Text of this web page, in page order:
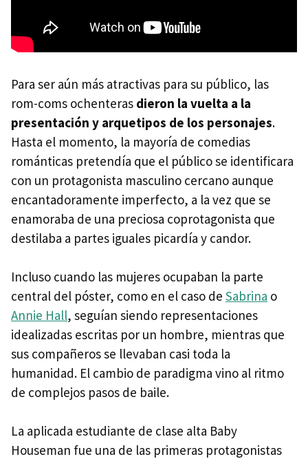
Para ser aún más atractivas para su público, las
rom-coms ochenteras dieron la vuelta a la
presentación y arquetipos de los personajes.
Hasta el momento, la mayoría de comedias
románticas pretendía que el público se identificara
con un protagonista masculino cercano aunque
encantadoramente imperfecto, a la vez que se
enamoraba de una preciosa coprotagonista que
destilaba a partes iguales picardía y candor.
Incluso cuando las mujeres ocupaban la parte
central del póster, como en el caso de Sabrina o
Annie Hall, seguían siendo representaciones
idealizadas escritas por un hombre, mientras que
sus compañeros se llevaban casi toda la
humanidad. El cambio de paradigma vino al ritmo
de complejos pasos de baile.
La aplicada estudiante de clase alta Baby
Houseman fue una de las primeras protagonistas